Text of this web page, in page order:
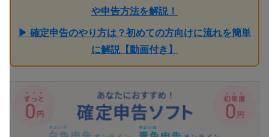
や申告方法を解説！
▶ 確定申告のやり方は？初めての方向けに流れを簡単
に解説【動画付き】